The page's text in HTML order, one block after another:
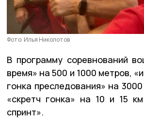
Фото: Илья Николотов
В программу соревнований
время» на 500 и 1000 метров,
гонка преследования» на
«скретч гонка» на 10 и 15
спринт».